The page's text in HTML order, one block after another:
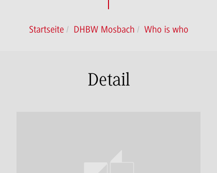
Startseite DHBW Mosbach Who is who
Detail